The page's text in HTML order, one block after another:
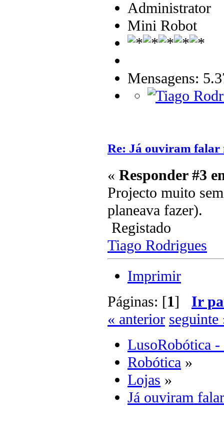
Administrator
Mini Robot
Mensagens:
Re: Já ouviram falar
« Responder #3
Projecto muito
planeava fazer).
Registado
Tiago Rodrigues
Imprimir
Páginas: [1] Ir
« anterior seguinte
LusoRobótica -
Robótica »
Lojas »
Já ouviram